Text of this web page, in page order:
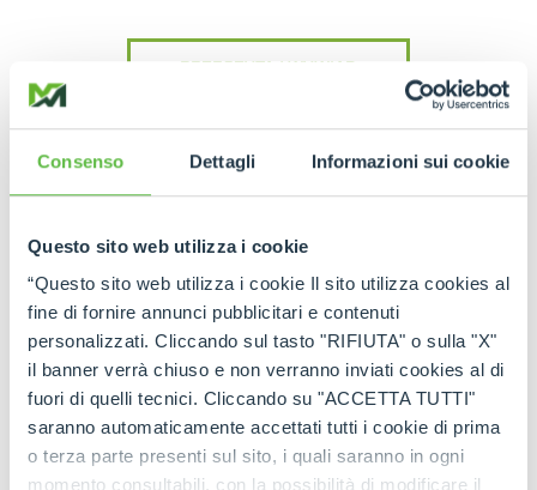
Consenso Dettagli Informazioni sui cookie
Questo sito web utilizza i cookie
“Questo sito web utilizza i cookie Il sito utilizza cookies al
fine di fornire annunci pubblicitari e contenuti
personalizzati. Cliccando sul tasto "RIFIUTA" o sulla "X"
il banner verrà chiuso e non verranno inviati cookies al di
fuori di quelli tecnici. Cliccando su "ACCETTA TUTTI"
saranno automaticamente accettati tutti i cookie di prima
o terza parte presenti sul sito, i quali saranno in ogni
momento consultabili, con la possibilità di modificare il
PRZECZYTAJ WYWIAD
OBEJRZYJ WIDEO